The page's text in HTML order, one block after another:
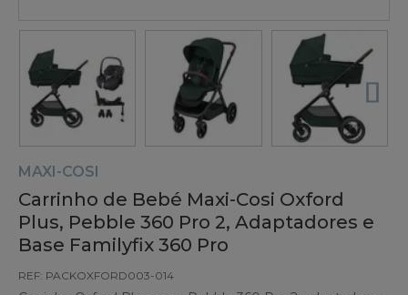
MAXI-COSI
Carrinho de Bebé Maxi-Cosi Oxford
Plus, Pebble 360 Pro 2, Adaptadores e
Base Familyfix 360 Pro
REF: PACKOXFORD003-014